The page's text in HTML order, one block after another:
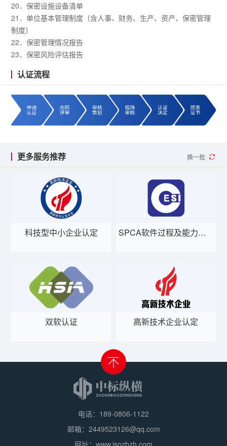
20．保密设施设备清单
21．单位基本管理制度（含人事、财务、生产、资产、保密管理
制度）
22．保密管理情况报告
23．保密风险评估报告
认证流程
更多服务推荐 换一批
科技型中小企业认定 SPCA软件过程及能力成熟度评估
双软认证 高新技术企业认定
电话：189-0806-1122
邮箱：2449523126@qq.com
网址：www.isozbzh.com